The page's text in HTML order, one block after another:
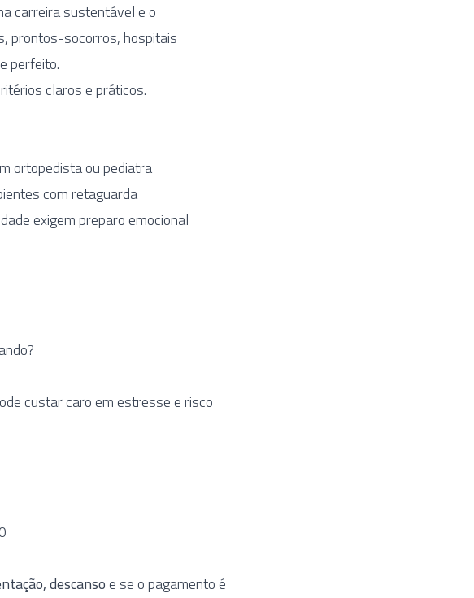
carreira sustentável e o
prontos-socorros, hospitais
perfeito.
claros e práticos.
ortopedista ou pediatra
com retaguarda
exigem preparo emocional
custar caro em estresse e risco
descansoe se o pagamento é